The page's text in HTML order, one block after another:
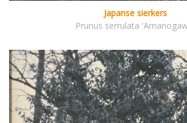
Japanse sierkers
Prunus serrulata